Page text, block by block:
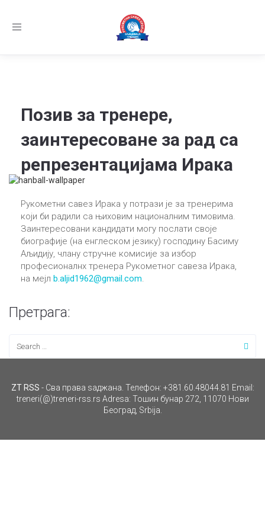
Toggle
treneri(@)treneri-rss.rs
бунар 272, 11070 Нови Београд, Srbija.
Семинар за тренере млађих узрасних
Позив за тренере,
заинтересоване за рад са
репрезентацијама Ирака
Рукометни савез Ирака у потрази је за тренерима
који би радили са њиховим националним тимовима.
Заинтересовани кандидати могу послати своје
биографије (на енглеском језику) господину Басиму
Аљидију, члану стручне комисије за избор
професионалнх тренера Рукометног савеза Ирака,
на мејл b.aljid1962@gmail.com.
Претрага:
ZT RSS - Сва права ѕаджана. Телефон: +381.60.48044.81 Email:
treneri(@)treneri-rss.rs Adresa: Тошин бунар 272, 11070 Нови
Београд, Srbija.